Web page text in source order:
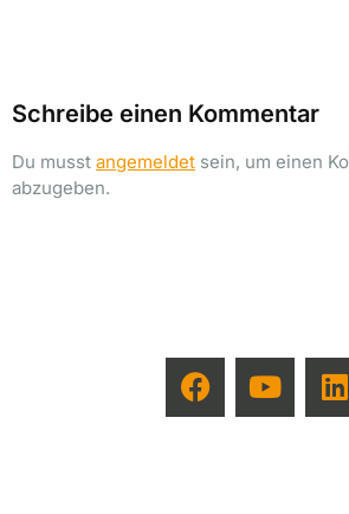
Schreibe einen Kommentar
Du musst angemeldet sein, um einen
abzugeben.